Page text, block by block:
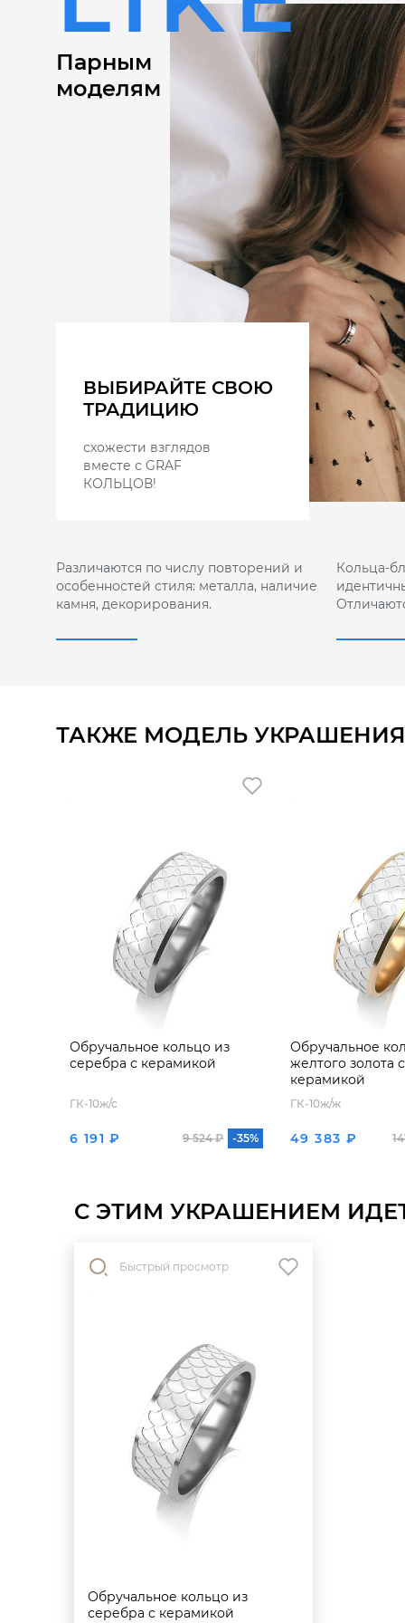
Парным
моделям
ВЫБИРАЙТЕ СВОЮ
ТРАДИЦИЮ
схожести взглядов
вместе с GRAF
КОЛЬЦОВ!
Различаются по числу повторений и
особенностей стиля: металла, наличие
камня, декорирования.
Кольца-
ТАКЖЕ МОДЕЛЬ
Обручальное кольцо из
серебра с керамикой
ГК-10ж/с
6 191 ₽ 9 524 ₽ -35%
Обручальное
желтого золота
керамикой
ГК-10ж/ж
49 383 ₽
С ЭТИМ УКРАШЕНИЕМ
Быстрый просмотр
Обручальное кольцо из
серебра с керамикой